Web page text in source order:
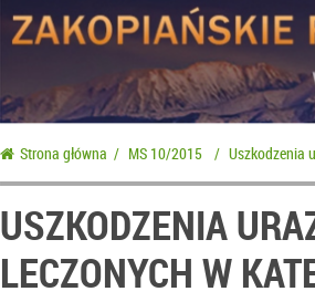
Strona główna / MS 10/2015 / Uszkodzenia
USZKODZENIA
LECZONYCH W